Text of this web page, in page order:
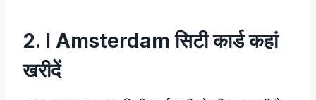
2. I Amsterdam सिटी कार्ड कहां
खरीदें